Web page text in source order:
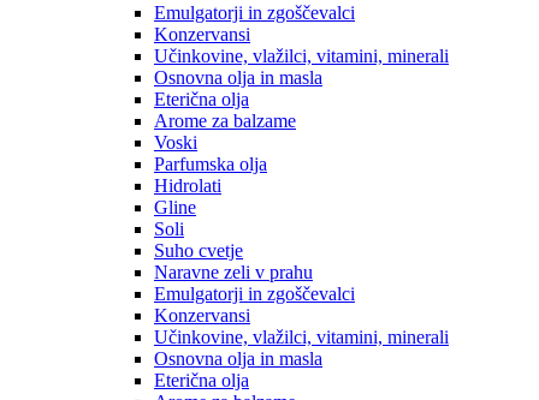
Emulgatorji in zgoščevalci
Konzervansi
Učinkovine, vlažilci, vitamini, minerali
Osnovna olja in masla
Eterična olja
Arome za balzame
Voski
Parfumska olja
Hidrolati
Gline
Soli
Suho cvetje
Naravne zeli v prahu
Emulgatorji in zgoščevalci
Konzervansi
Učinkovine, vlažilci, vitamini, minerali
Osnovna olja in masla
Eterična olja